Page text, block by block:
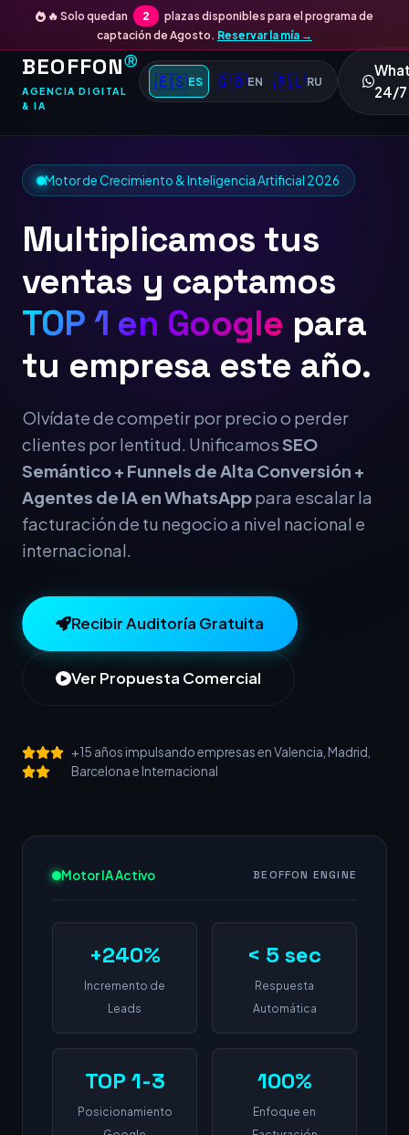
🔥 Solo quedan 2
plazas disponibles para el programa de
captación de Agosto. Reservar la mía →
BEOFFONⓇ
AGENCIA DIGITAL
& IA
🇪🇸ES 🇬🇧EN 🇷🇺RU
24/7
Motor de Crecimiento & Inteligencia Artificial 2026
Multiplicamos tus
ventas y captamos
+24para tu empresa
este año.
Olvídate de competir por precio o perder
clientes por lentitud. UnificamosSEO
Semántico + Funnels de Alta Conversión +
Agentes de IA en WhatsApppara escalar la
facturación de tu negocio a nivel nacional e
internacional.
Recibir Auditoría Gratuita
Ver Propuesta Comercial
+15 años impulsando empresas en Valencia, Madrid,
Barcelona e Internacional
Motor IA Activo BEOFFON ENGINE
+240%
Incremento de
Leads
< 5 sec
Respuesta
Automática
TOP 1-3
Posicionamiento
100%
Enfoque en